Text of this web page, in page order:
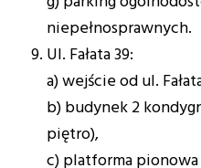
niepełnosprawnych.
Ul. Fałata 39:
a) wejście od ul.
b) budynek 2
piętro),
c) platforma